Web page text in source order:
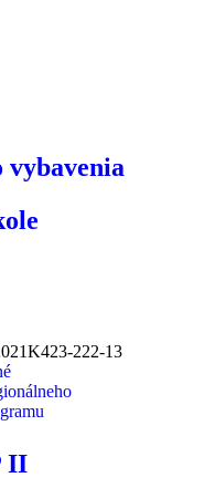
vybavenia
222-13
II